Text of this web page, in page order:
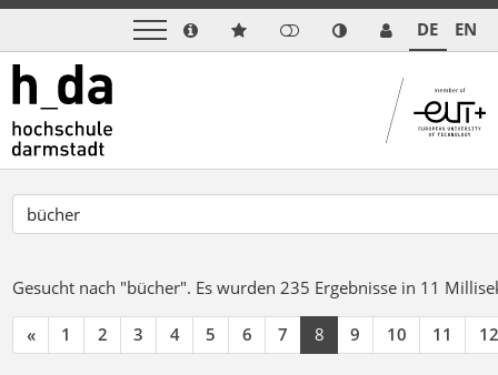
DE EN
Gesucht nach "bücher". Es wurden 235 Ergebnisse in 11
« 1 2 3 4 5 6 7 8 9 10 11 12